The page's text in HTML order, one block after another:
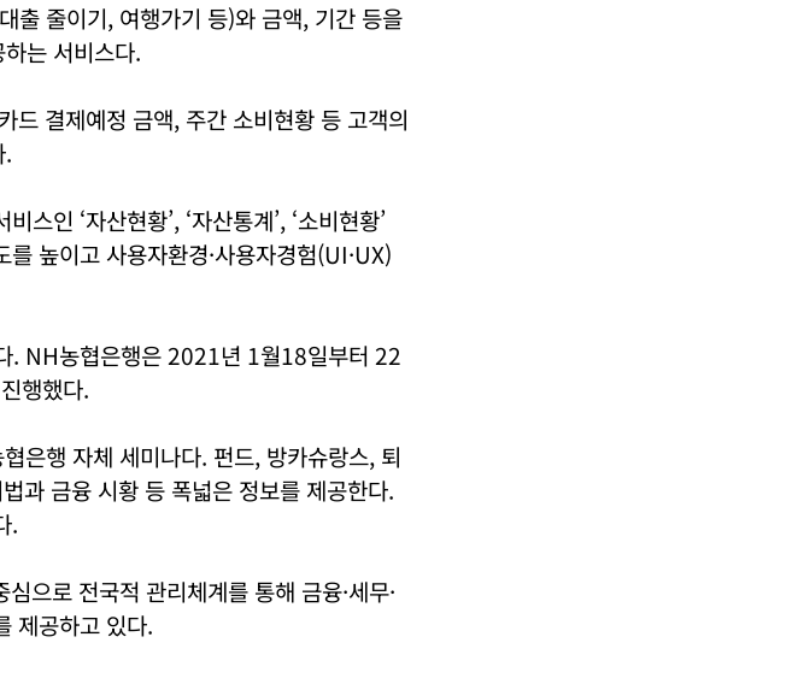
출 줄이기, 여행가기 등)와 금액, 기간 등을
는 서비스다.
드 결제예정 금액, 주간 소비현황 등 고객의
.
인 ‘자산현황’, ‘자산통계’, ‘소비현황’
높이고 사용자환경·사용자경험(UI·UX)
. NH농협은행은 2021년 1월18일부터 22
행했다.
은행 자체 세미나다. 펀드, 방카슈랑스, 퇴
과 금융 시황 등 폭넓은 정보를 제공한다.
.
으로 전국적 관리체계를 통해 금융·세무·
제공하고 있다.